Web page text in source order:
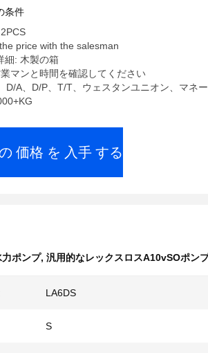
条件
price with the salesman
細: 木製の箱
マンと時間を確認してください
D/A、D/P、T/T、ウェスタンユニオン、マネ
価格 を 入手 する
ポンプ, 汎用的なレックスロスA10vSOポン
LA6DS
S